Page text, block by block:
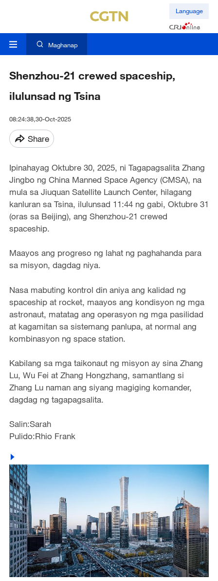
Language
Maghanap
Shenzhou-21 crewed spaceship,
ilulunsad ng Tsina
08:24:38,30-Oct-2025
Share
Ipinahayag Oktubre 30, 2025, ni Tagapagsalita Zhang
Jingbo ng China Manned Space Agency (CMSA), na
mula sa Jiuquan Satellite Launch Center, hilagang
kanluran sa Tsina, ilulunsad 11:44 ng gabi, Oktubre 31
(oras sa Beijing), ang Shenzhou-21 crewed
spaceship.
Maayos ang progreso ng lahat ng paghahanda para
sa misyon, dagdag niya.
Nasa mabuting kontrol din aniya ang kalidad ng
spaceship at rocket, maayos ang kondisyon ng mga
astronaut, matatag ang operasyon ng mga pasilidad
at kagamitan sa sistemang panlupa, at normal ang
kombinasyon ng space station.
Kabilang sa mga taikonaut ng misyon ay sina Zhang
Lu, Wu Fei at Zhang Hongzhang, samantlang si
Zhang Lu naman ang siyang magiging komander,
dagdag ng tagapagsalita.
Salin:Sarah
Pulido:Rhio Frank